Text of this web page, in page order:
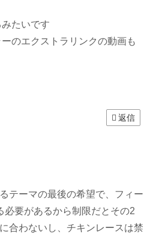
たいです
のエクストラリンクの動画も
返信
テーマの最後の希望で、フィー
必要があるから制限だとその2
合わないし、チキンレースは禁